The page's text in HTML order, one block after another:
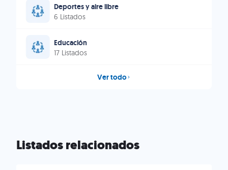
Deportes y aire libre
6 Listados
Educación
17 Listados
Ver todo
Listados relacionados